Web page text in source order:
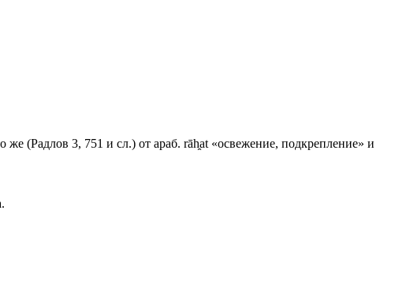
(Радлов 3, 751 и сл.) от араб. rāh̯at «освежение, подкрепление» и